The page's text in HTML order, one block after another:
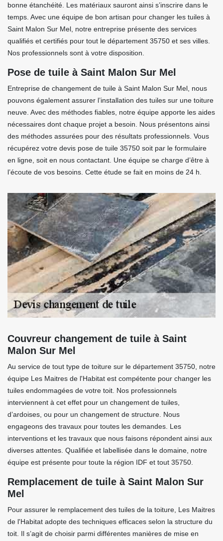
bonne étanchéité. Les matériaux sauront ainsi s’inscrire dans le
temps. Avec une équipe de bon artisan pour changer les tuiles à
Saint Malon Sur Mel, notre entreprise présente des services
qualifiés et certifiés pour tout le département 35750 et ses villes.
Nos professionnels sont à votre disposition.
Pose de tuile à Saint Malon Sur Mel
Entreprise de changement de tuile à Saint Malon Sur Mel, nous
pouvons également assurer l’installation des tuiles sur une toiture
neuve. Avec des méthodes fiables, notre équipe apporte les aides
nécessaires dont chaque projet a besoin. Nous présentons ainsi
des méthodes assurées pour des résultats professionnels. Vous
récupérez votre devis pose de tuile 35750 soit par le formulaire
en ligne, soit en nous contactant. Une équipe se charge d’être à
l’écoute de vos besoins. Cette étude se fait en moins de 24 h.
Couvreur changement de tuile à Saint
Malon Sur Mel
Au service de tout type de toiture sur le département 35750, notre
équipe Les Maitres de l'Habitat est compétente pour changer les
tuiles endommagées de votre toit. Nos professionnels
interviennent à cet effet pour un changement de tuiles,
d’ardoises, ou pour un changement de structure. Nous
engageons des travaux pour toutes les demandes. Les
interventions et les travaux que nous faisons répondent ainsi aux
diverses attentes. Qualifiée et labellisée dans le domaine, notre
équipe est présente pour toute la région IDF et tout 35750.
Remplacement de tuile à Saint Malon Sur
Mel
Pour assurer le remplacement des tuiles de la toiture, Les Maitres
de l'Habitat adopte des techniques efficaces selon la structure du
toit. Il s’agit de choisir parmi différentes manières de mise en